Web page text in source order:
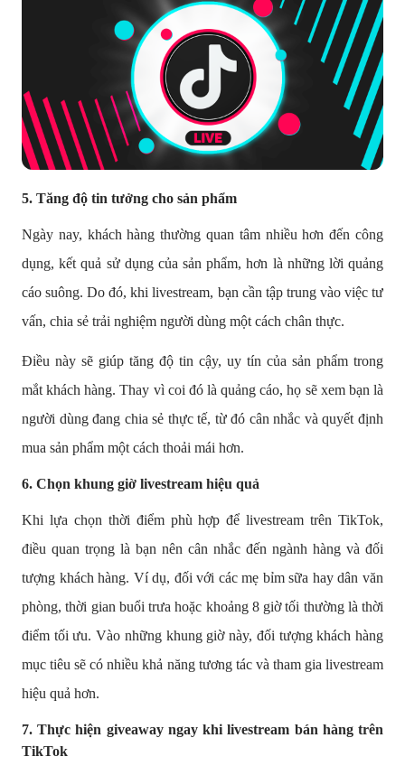
5. Tăng độ tin tưởng cho sản phẩm
Ngày nay, khách hàng thường quan tâm nhiều hơn đến công
dụng, kết quả sử dụng của sản phẩm, hơn là những lời quảng
cáo suông. Do đó, khi livestream, bạn cần tập trung vào việc tư
vấn, chia sẻ trải nghiệm người dùng một cách chân thực.
Điều này sẽ giúp tăng độ tin cậy, uy tín của sản phẩm trong
mắt khách hàng. Thay vì coi đó là quảng cáo, họ sẽ xem bạn là
người dùng đang chia sẻ thực tế, từ đó cân nhắc và quyết định
mua sản phẩm một cách thoải mái hơn.
6. Chọn khung giờ livestream hiệu quả
Khi lựa chọn thời điểm phù hợp để livestream trên TikTok,
điều quan trọng là bạn nên cân nhắc đến ngành hàng và đối
tượng khách hàng. Ví dụ, đối với các mẹ bỉm sữa hay dân văn
phòng, thời gian buổi trưa hoặc khoảng 8 giờ tối thường là thời
điểm tối ưu. Vào những khung giờ này, đối tượng khách hàng
mục tiêu sẽ có nhiều khả năng tương tác và tham gia livestream
hiệu quả hơn.
7. Thực hiện giveaway ngay khi livestream bán hàng trên
TikTok